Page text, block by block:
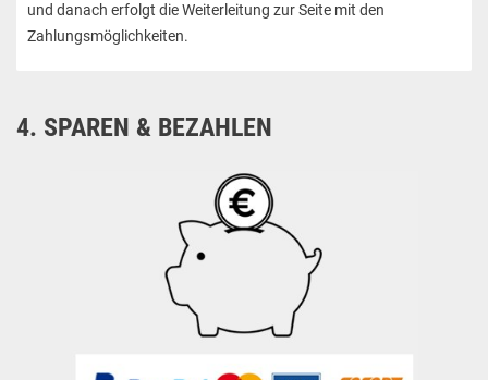
und danach erfolgt die Weiterleitung zur Seite mit den
Zahlungsmöglichkeiten.
4. SPAREN & BEZAHLEN